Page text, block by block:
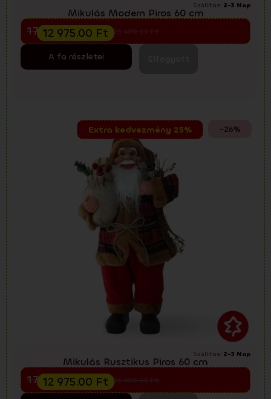
Szállítás: 2-3 Nap
Mikulás Modern Piros 60 cm
Előkarácsonyi kiárusítás
23 400.00
17 300.00Ft
12 975.00 Ft
A fa részletei
-26%
Extra kedvezmény 25%
Szállítás: 2-3 Nap
Mikulás Rusztikus Piros 60 cm
Előkarácsonyi kiárusítás
23 400.00
17 300.00Ft
12 975.00 Ft